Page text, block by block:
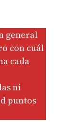
general
con cuál
cada
ni
puntos